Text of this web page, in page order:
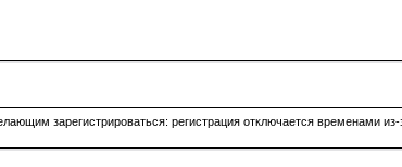
зарегистрироваться: регистрация отключается временами